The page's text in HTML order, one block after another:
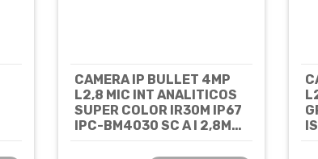
CAMERA IP BULLET 4MP
L2,8 MIC INT ANALITICOS
SUPER COLOR IR30M IP67
IPC-BM4030 SC A I 2,8MM